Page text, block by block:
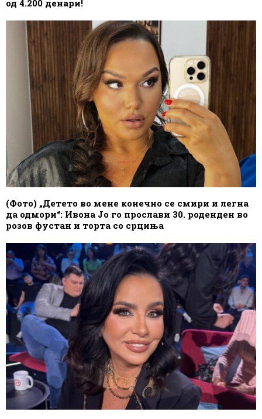
од 4.200 денари!
(Фото) „Детето во мене конечно се смири и легна
да одмори“: Ивона Јо го прослави 30. роденден во
розов фустан и торта со срциња